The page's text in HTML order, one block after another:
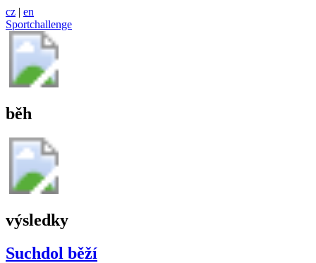
cz | en
Sportchallenge
běh
výsledky
Suchdol běží